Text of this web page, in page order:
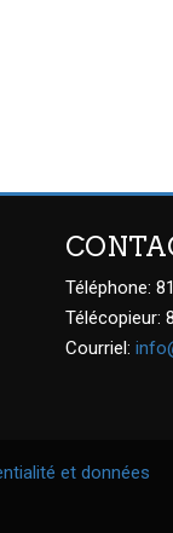
Téléphone:
Télécopieur:
Courriel:
et données